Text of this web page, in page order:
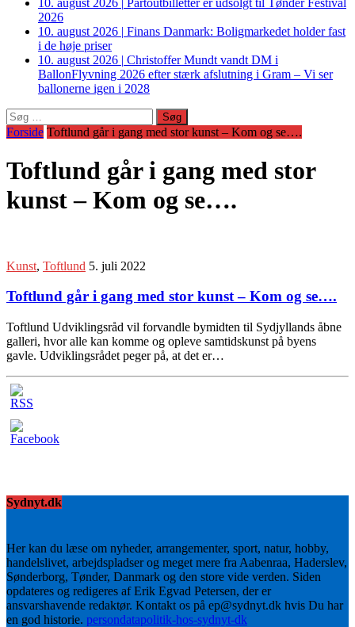
2026
10. august 2026 | Finans Danmark: Boligmarkedet holder fast
i de høje priser
10. august 2026 | Christoffer Mundt vandt DM i
BallonFlyvning 2026 efter stærk afslutning i Gram – Vi ser
ballonerne igen i 2028
Søg
efter:
Forside Toftlund går i gang med stor kunst – Kom og se….
Toftlund går i gang med stor
kunst – Kom og se….
Kunst, Toftlund 5. juli 2022
Toftlund går i gang med stor kunst – Kom og se….
Toftlund Udviklingsråd vil forvandle bymidten til Sydjyllands åbne
galleri, hvor alle kan komme og opleve samtidskunst på byens
gavle. Udviklingsrådet peger på, at det er…
Sydnyt.dk
Her kan du læse om nyheder, arrangementer, sport, natur, hobby,
handelslivet, arbejdspladser og meget mere fra Aabenraa, Haderslev,
Sønderborg, Tønder, Danmark og den store vide verden. Siden
opdateres og redigeres af Erik Egvad Petersen, der er
ansvarshavende redaktør. Kontakt os på ep@sydnyt.dk hvis Du har
en god historie. persondatapolitik-hos-sydnyt-dk